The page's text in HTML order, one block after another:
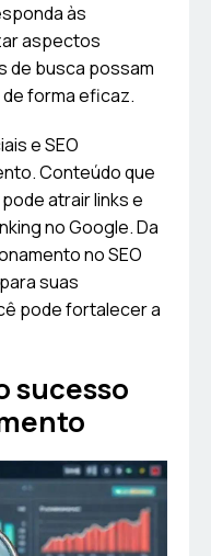
às
aspectos
de busca possam
forma eficaz.
e SEO
Conteúdo que
atrair links e
no Google. Da
no SEO
suas
pode fortalecer a
sucesso